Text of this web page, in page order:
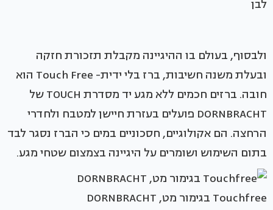
לבן
ולבסוף, בעולם בו ההיגיינה מקבלת תזכורת חזקה
ובעלת משנה חשיבות, ברז בלי ידית- Touch Free הוא
חובה. ברזים חכמים ללא מגע יד מסדרת TOUCH של
DORNBRACHT פועלים בעזרת חיישן למטבח ולחדרי
הרחצה. הם אקולוגיים, חסכוניים במים כי הברז נסגר לבד
בתום השימוש ושומרים על היגיינה בצמצום שטחי מגע.
Touchfree בגימור מט, DORNBRACHT